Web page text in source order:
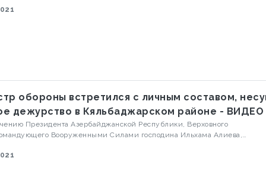
этом Visiontv.az сообщили в Министерстве обороны
обороны встретился с личным составом,
дежурство в Кяльбаджарском районе - ВИДЕО
Президента Азербайджанской Республики, Верховного
Вооруженными Силами господина Ильхама Алиева,
состава министерства в воинские части, дислоцированные в